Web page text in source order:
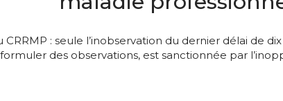
CRRMP : seule l’inobservation du dernier délai de
des observations, est sanctionnée par